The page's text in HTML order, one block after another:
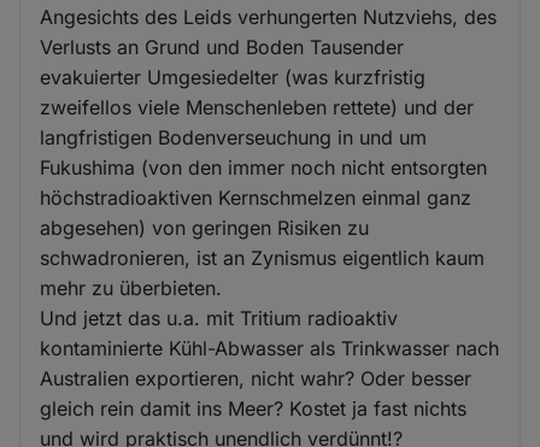
Angesichts des Leids verhungerten Nutzviehs, des
Verlusts an Grund und Boden Tausender
evakuierter Umgesiedelter (was kurzfristig
zweifellos viele Menschenleben rettete) und der
langfristigen Bodenverseuchung in und um
Fukushima (von den immer noch nicht entsorgten
höchstradioaktiven Kernschmelzen einmal ganz
abgesehen) von geringen Risiken zu
schwadronieren, ist an Zynismus eigentlich kaum
mehr zu überbieten.
Und jetzt das u.a. mit Tritium radioaktiv
kontaminierte Kühl-Abwasser als Trinkwasser nach
Australien exportieren, nicht wahr? Oder besser
gleich rein damit ins Meer? Kostet ja fast nichts
und wird praktisch unendlich verdünnt!?